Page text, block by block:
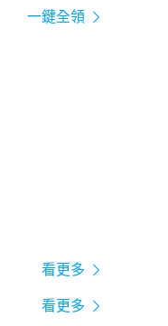
一鍵全領
看更多
看更多